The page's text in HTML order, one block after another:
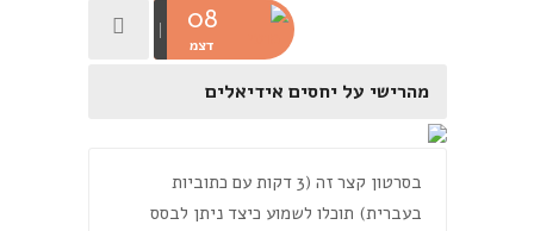
08
דצמ
מהרישי על יחסים אידיאלים
בסרטון קצר זה (3 דקות עם כתוביות
בעברית) תוכלו לשמוע כיצד ניתן לבסס